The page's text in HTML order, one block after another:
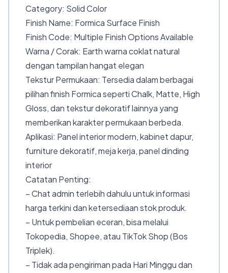
Category: Solid Color
Finish Name: Formica Surface Finish
Finish Code: Multiple Finish Options Available
Warna / Corak: Earth warna coklat natural
dengan tampilan hangat elegan
Tekstur Permukaan: Tersedia dalam berbagai
pilihan finish Formica seperti Chalk, Matte, High
Gloss, dan tekstur dekoratif lainnya yang
memberikan karakter permukaan berbeda.
Aplikasi: Panel interior modern, kabinet dapur,
furniture dekoratif, meja kerja, panel dinding
interior
Catatan Penting:
– Chat admin terlebih dahulu untuk informasi
harga terkini dan ketersediaan stok produk.
– Untuk pembelian eceran, bisa melalui
Tokopedia, Shopee, atau TikTok Shop (Bos
Triplek).
– Tidak ada pengiriman pada Hari Minggu dan